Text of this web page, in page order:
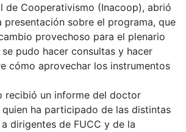
de Cooperativismo (Inacoop), abrió
presentación sobre el programa, que
provechoso para el plenario
pudo hacer consultas y hacer
cómo aprovechar los instrumentos
recibió un informe del doctor
quien ha participado de las distintas
dirigentes de FUCC y de la